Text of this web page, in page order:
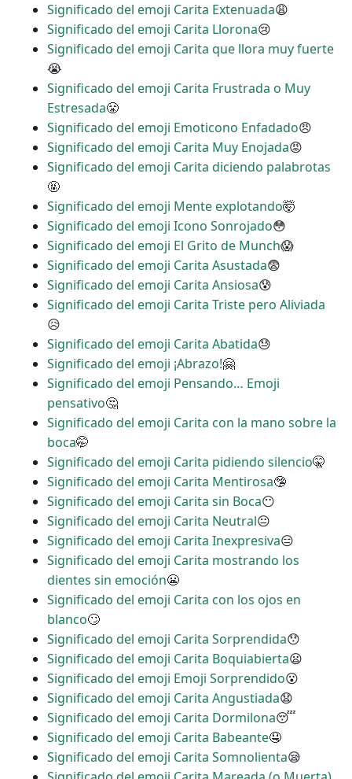
Significado del emoji Carita Extenuada😩
Significado del emoji Carita Llorona😢
Significado del emoji Carita que llora muy fuerte
😭
Significado del emoji Carita Frustrada o Muy
Estresada😤
Significado del emoji Emoticono Enfadado😠
Significado del emoji Carita Muy Enojada😡
Significado del emoji Carita diciendo palabrotas
🤬
Significado del emoji Mente explotando🤯
Significado del emoji Icono Sonrojado😳
Significado del emoji El Grito de Munch😱
Significado del emoji Carita Asustada😨
Significado del emoji Carita Ansiosa😰
Significado del emoji Carita Triste pero Aliviada
😥
Significado del emoji Carita Abatida😓
Significado del emoji ¡Abrazo!🤗
Significado del emoji Pensando… Emoji
pensativo🤔
Significado del emoji Carita con la mano sobre la
boca🤭
Significado del emoji Carita pidiendo silencio🤫
Significado del emoji Carita Mentirosa🤥
Significado del emoji Carita sin Boca😶
Significado del emoji Carita Neutral😐
Significado del emoji Carita Inexpresiva😑
Significado del emoji Carita mostrando los
dientes sin emoción😬
Significado del emoji Carita con los ojos en
blanco🙄
Significado del emoji Carita Sorprendida😯
Significado del emoji Carita Boquiabierta😦
Significado del emoji Emoji Sorprendido😮
Significado del emoji Carita Angustiada😧
Significado del emoji Carita Dormilona😴
Significado del emoji Carita Babeante🤤
Significado del emoji Carita Somnolienta😪